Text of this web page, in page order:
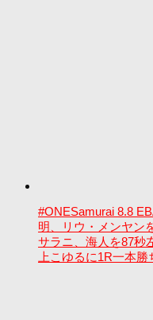
#ONESamurai 8.8
明、リウ・メンヤン
サラニ、海人を87秒
上こゆるに1R一本